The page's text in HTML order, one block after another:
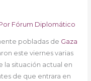
Fórum Diplomático
pobladas de Gaza
este viernes varias
la situación actual en
de que entrara en